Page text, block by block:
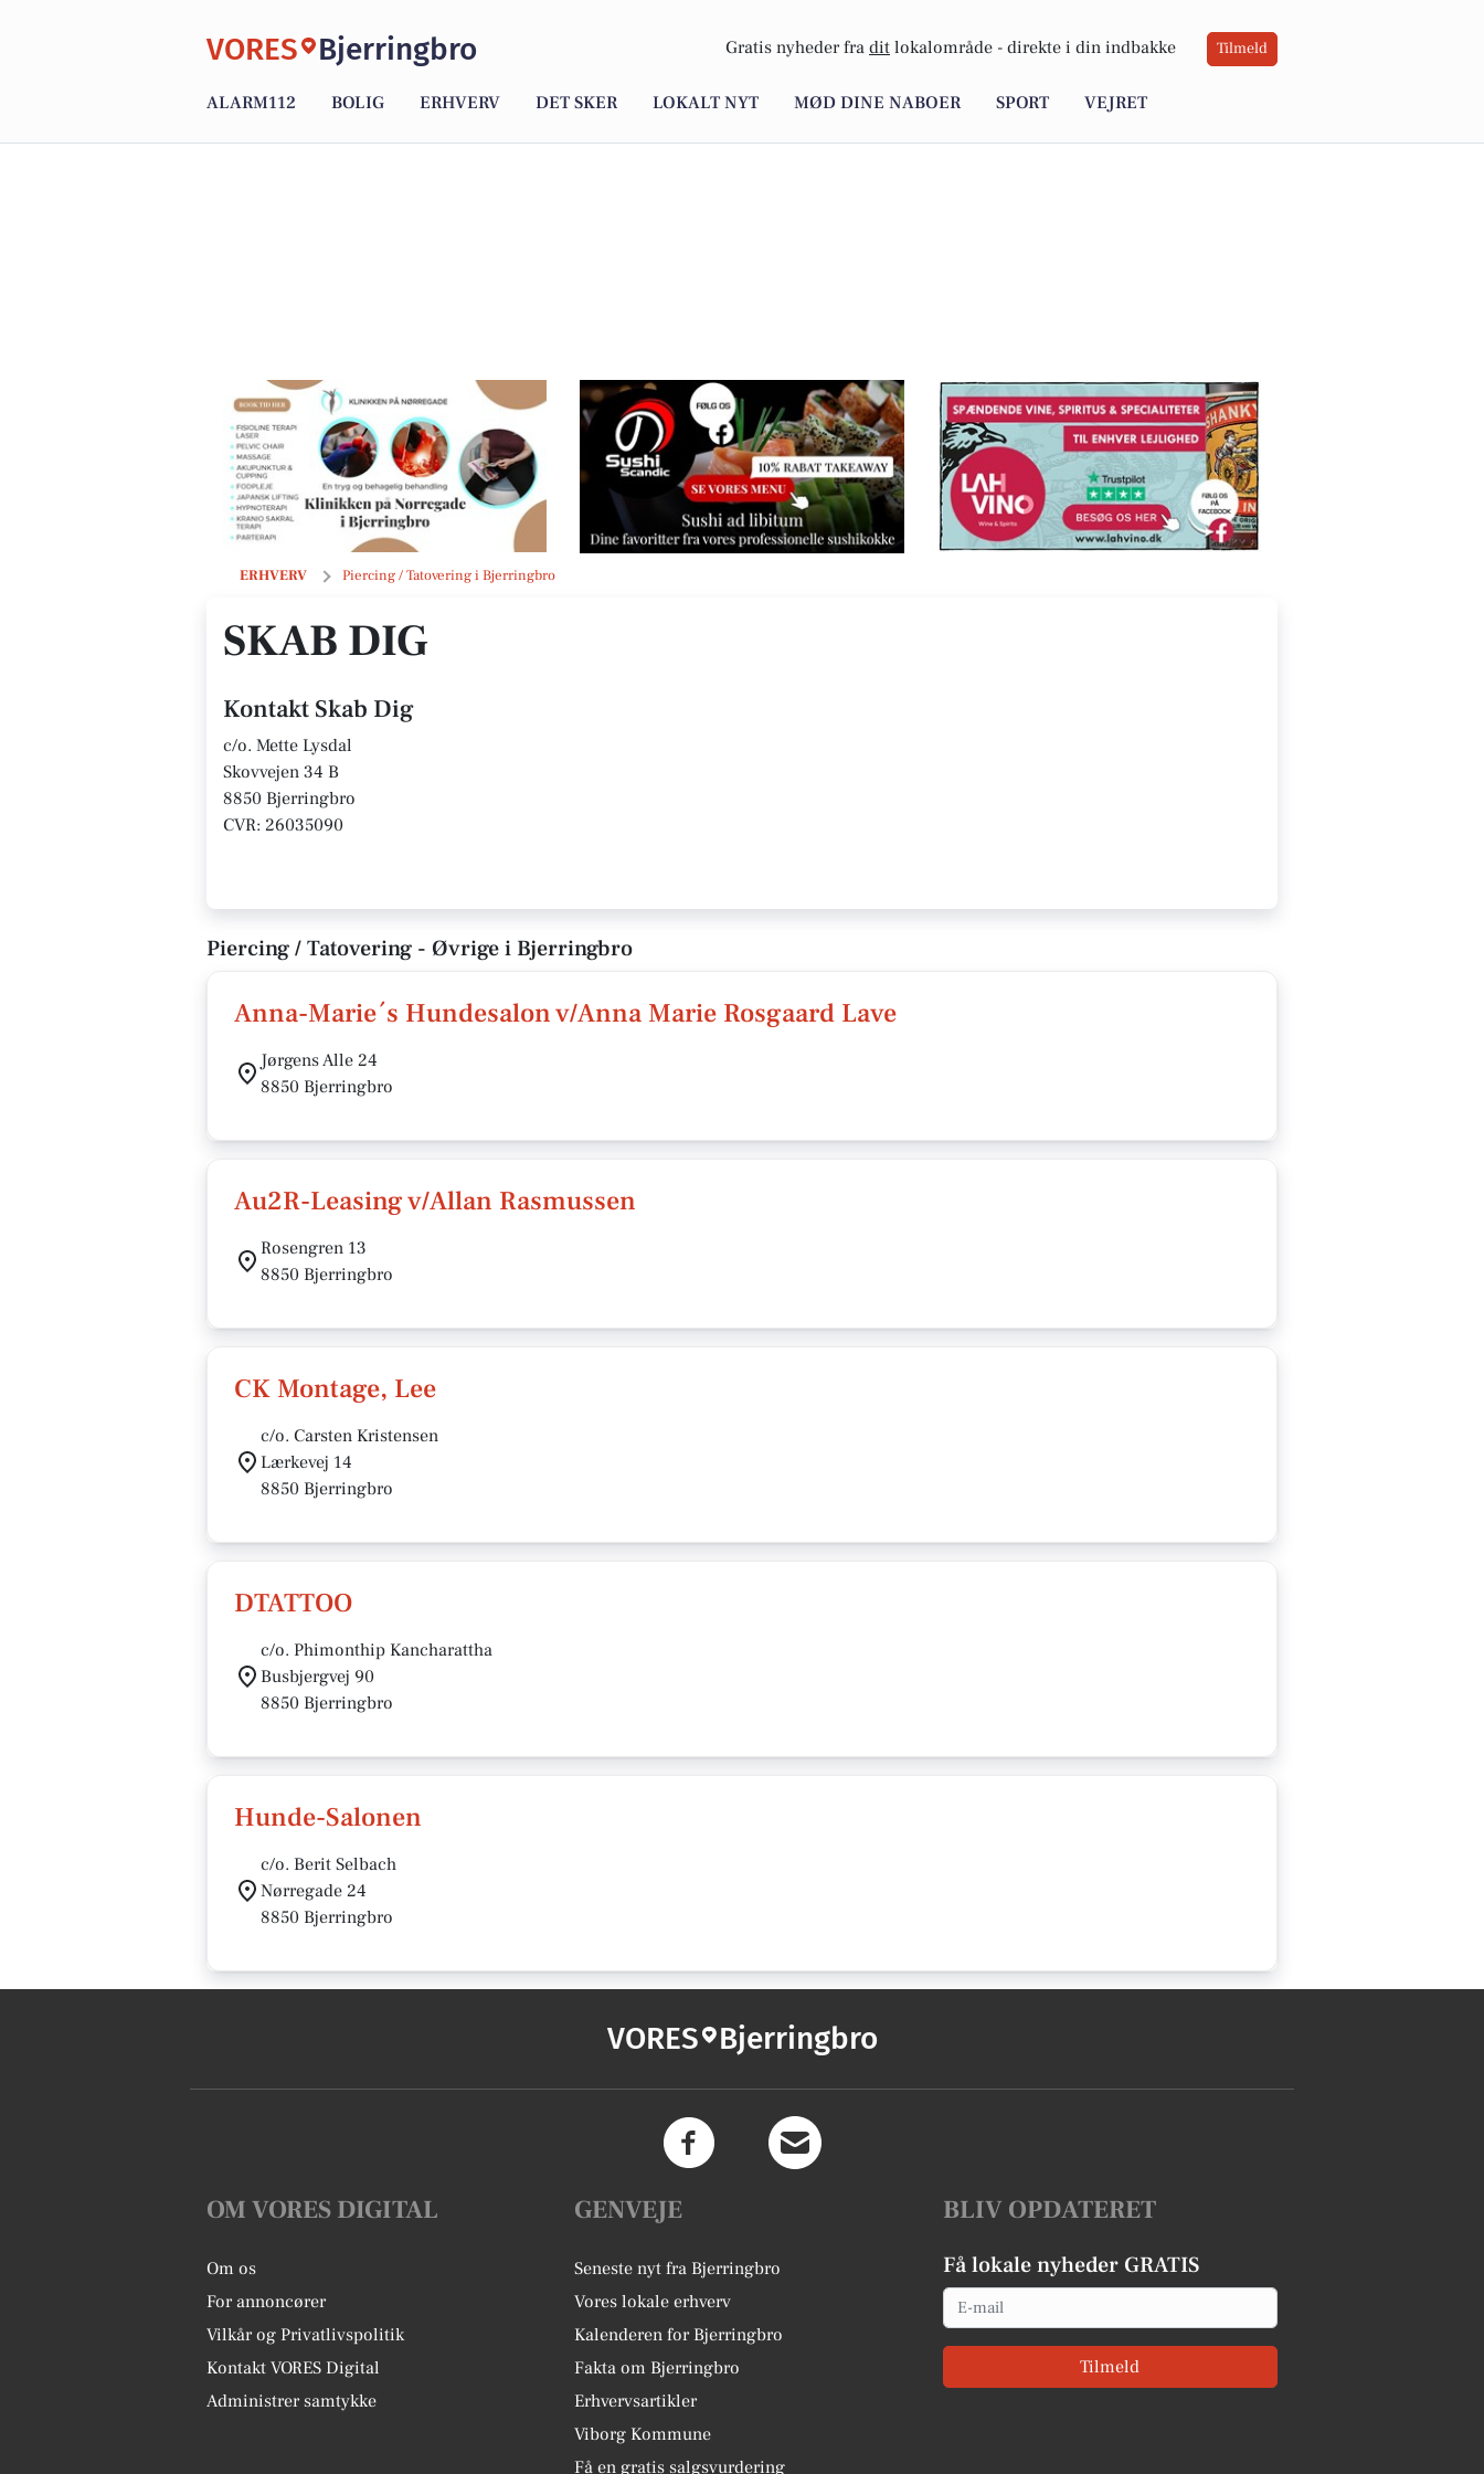
VORES Bjerringbro Gratis nyheder fra dit lokalområde - direkte i din indbakke Tilmeld
ALARM112 BOLIG ERHVERV DET SKER LOKALT NYT MØD DINE NABOER SPORT VEJRET
ERHVERV Piercing / Tatovering i Bjerringbro
Skab Dig
SKAB DIG
Kontakt Skab Dig
c/o. Mette Lysdal
Skovvejen 34 B
8850 Bjerringbro
CVR: 26035090
Piercing / Tatovering - Øvrige i Bjerringbro
Anna-Marie´s Hundesalon v/Anna Marie Rosgaard Lave
Jørgens Alle 24
8850 Bjerringbro
Au2R-Leasing v/Allan Rasmussen
Rosengren 13
8850 Bjerringbro
CK Montage, Lee
c/o. Carsten Kristensen
Lærkevej 14
8850 Bjerringbro
DTATTOO
c/o. Phimonthip Kancharattha
Busbjergvej 90
8850 Bjerringbro
Hunde-Salonen
c/o. Berit Selbach
Nørregade 24
8850 Bjerringbro
VORES Bjerringbro
OM VORES DIGITAL
Om os
For annoncører
Vilkår og Privatlivspolitik
Kontakt VORES Digital
Administrer samtykke
GENVEJE
Seneste nyt fra Bjerringbro
Vores lokale erhverv
Kalenderen for Bjerringbro
Fakta om Bjerringbro
Erhvervsartikler
Viborg Kommune
Få en gratis salgsvurdering
BLIV OPDATERET
Få lokale nyheder GRATIS
Email
Tilmeld